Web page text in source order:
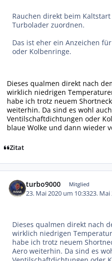
Rauchen direkt beim
Turbolader zuordnen.
Das ist eher ein Anzeichen
oder Kolbenringe.
Dieses qualmen direkt nach
wirklich niedrigen
habe ich trotz neuem
weiterhin. Da sind es wohl
Ventilschaftdichtungen oder
blaue Wolke und dann wieder
Zitat
turbo9000 Mitglied
23. Mai 2020 um 10:3323. Mai
Dieses qualmen direkt nach
wirklich niedrigen
habe ich trotz neuem
Aero weiterhin. Da sind es